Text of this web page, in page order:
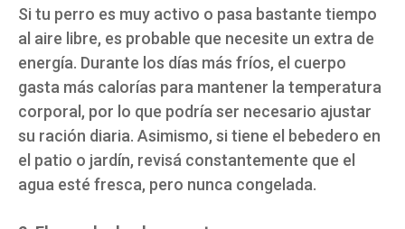
Si tu perro es muy activo o pasa bastante tiempo
al aire libre, es probable que necesite un extra de
energía. Durante los días más fríos, el cuerpo
gasta más calorías para mantener la temperatura
corporal, por lo que podría ser necesario ajustar
su ración diaria. Asimismo, si tiene el bebedero en
el patio o jardín, revisá constantemente que el
agua esté fresca, pero nunca congelada.